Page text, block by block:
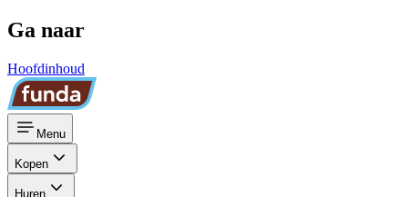
Ga naar
Hoofdinhoud
Menu
Kopen
Huren